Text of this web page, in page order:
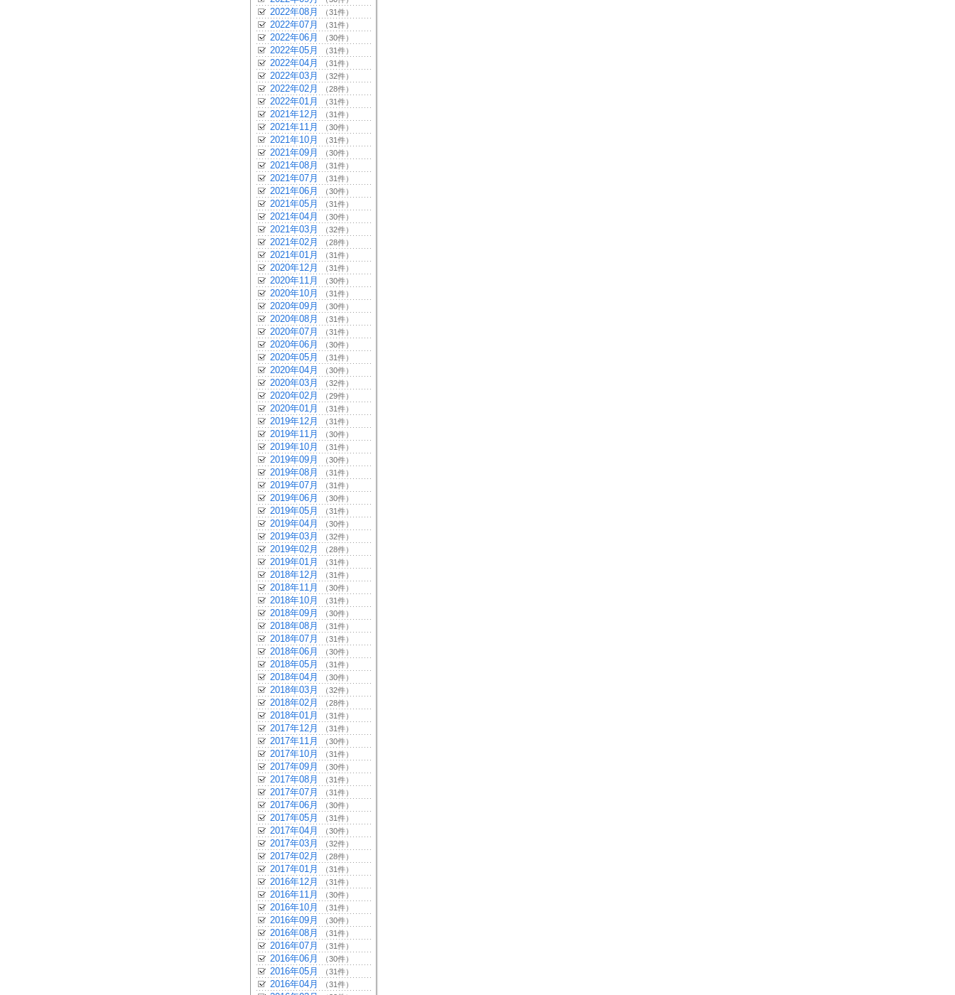
2022年08月 （31件）
2022年07月 （31件）
2022年06月 （30件）
2022年05月 （31件）
2022年04月 （31件）
2022年03月 （32件）
2022年02月 （28件）
2022年01月 （31件）
2021年12月 （31件）
2021年11月 （30件）
2021年10月 （31件）
2021年09月 （30件）
2021年08月 （31件）
2021年07月 （31件）
2021年06月 （30件）
2021年05月 （31件）
2021年04月 （30件）
2021年03月 （32件）
2021年02月 （28件）
2021年01月 （31件）
2020年12月 （31件）
2020年11月 （30件）
2020年10月 （31件）
2020年09月 （30件）
2020年08月 （31件）
2020年07月 （31件）
2020年06月 （30件）
2020年05月 （31件）
2020年04月 （30件）
2020年03月 （32件）
2020年02月 （29件）
2020年01月 （31件）
2019年12月 （31件）
2019年11月 （30件）
2019年10月 （31件）
2019年09月 （30件）
2019年08月 （31件）
2019年07月 （31件）
2019年06月 （30件）
2019年05月 （31件）
2019年04月 （30件）
2019年03月 （32件）
2019年02月 （28件）
2019年01月 （31件）
2018年12月 （31件）
2018年11月 （30件）
2018年10月 （31件）
2018年09月 （30件）
2018年08月 （31件）
2018年07月 （31件）
2018年06月 （30件）
2018年05月 （31件）
2018年04月 （30件）
2018年03月 （32件）
2018年02月 （28件）
2018年01月 （31件）
2017年12月 （31件）
2017年11月 （30件）
2017年10月 （31件）
2017年09月 （30件）
2017年08月 （31件）
2017年07月 （31件）
2017年06月 （30件）
2017年05月 （31件）
2017年04月 （30件）
2017年03月 （32件）
2017年02月 （28件）
2017年01月 （31件）
2016年12月 （31件）
2016年11月 （30件）
2016年10月 （31件）
2016年09月 （30件）
2016年08月 （31件）
2016年07月 （31件）
2016年06月 （30件）
2016年05月 （31件）
2016年04月 （31件）